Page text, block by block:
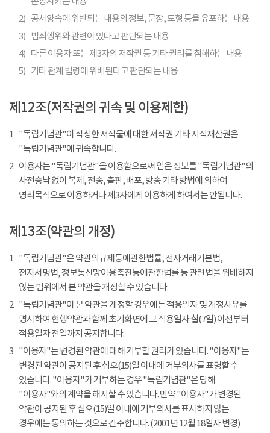
2) 공서양속에 위반되는 내용의 정보, 문장, 도형 등을 유포하는 내용
3)
범죄행위와 관련이 있다고 판단되는 내용
4) 다른 이용자 또는 제3자의 저작권 등 기타 권리를 침해하는 내용
5) 기타 관계 법령에 위배된다고 판단되는 내용
제12조(저작권의 귀속 및 이용제한)
1 "독립기념관"이 작성한 저작물에 대한 저작권 기타 지적재산권은
"독립기념관"에 귀속합니다.
2 이용자는 "독립기념관"을 이용함으로써 얻은 정보를 "독립기념관"의
사전승낙 없이 복제, 전송, 출판, 배포, 방송 기타 방법에 의하여
영리목적으로 이용하거나 제3자에게 이용하게 하여서는 안됩니다.
제13조(약관의 개정)
1 "독립기념관"은 약관의규제등에관한법률, 전자거래기본법,
전자서명법, 정보통신망이용촉진등에관한법률 등 관련법을 위배하지
않는 범위에서 본 약관을 개정할 수 있습니다.
2 "독립기념관"이 본 약관을 개정할 경우에는 적용일자 및 개정사유를
명시하여 현행약관과 함께 초기화면에 그 적용일자 칠(7일) 이전부터
적용일자 전일까지 공지합니다.
3 "이용자"는 변경된 약관에 대해 거부할 권리가 있습니다. "이용자"는
변경된 약관이 공지된 후 십오(15)일 이내에 거부의사를 표명할 수
있습니다. "이용자"가 거부하는 경우 "독립기념관"은 당해
"이용자"와의 계약을 해지할 수 있습니다. 만약 "이용자"가 변경된
약관이 공지된 후 십오(15)일 이내에 거부의사를 표시하지 않는
경우에는 동의하는 것으로 간주합니다. (2001년 12월 18일자 변경)